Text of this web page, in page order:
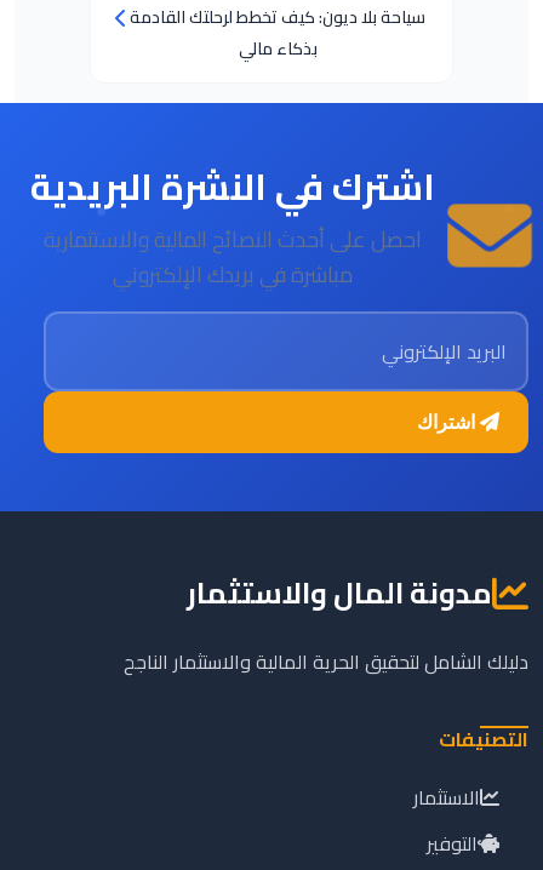
سياحة بلا ديون: كيف تخطط لرحلتك القادمة
بذكاء مالي
اشترك في النشرة البريدية
احصل على أحدث النصائح المالية والاستثمارية
مباشرة في بريدك الإلكتروني
البريد الإلكتروني
مدونة المال والاستثمار
دليلك الشامل لتحقيق الحرية المالية والاستثمار الناجح
التصنيفات
الاستثمار
التوفير